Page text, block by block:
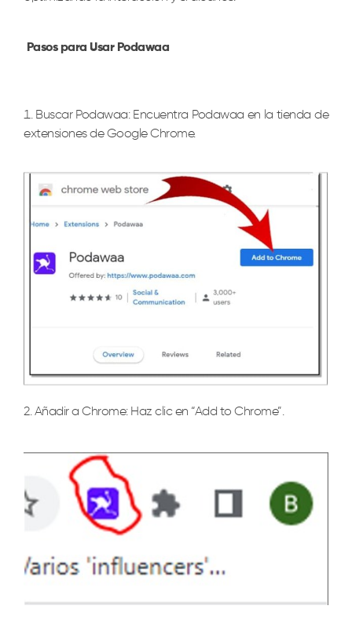
Pasos para Usar Podawaa
Buscar Podawaa: Encuentra Podawaa en la tienda de
extensiones de Google Chrome.
2. Añadir a Chrome: Haz clic en “Add to Chrome”.